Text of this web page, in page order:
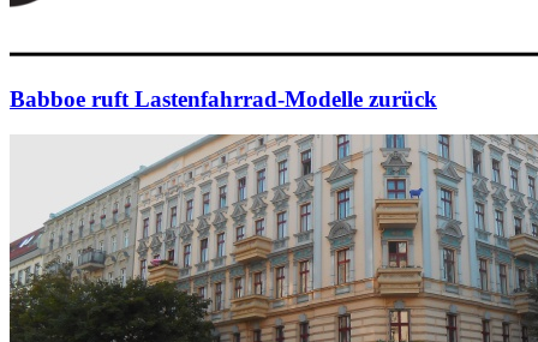
Babboe ruft Lastenfahrrad-Modelle zurück